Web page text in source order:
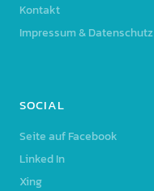
Kontakt
Impressum & Datenschutz
SOCIAL
Seite auf Facebook
Linked In
Xing